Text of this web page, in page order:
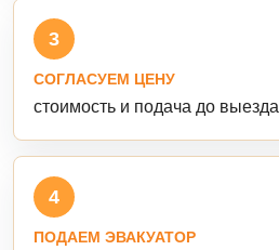
3
СОГЛАСУЕМ ЦЕНУ
стоимость и подача до выезда
4
ПОДАЕМ ЭВАКУАТОР